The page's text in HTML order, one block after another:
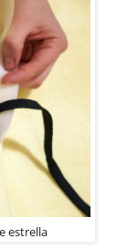
estrella